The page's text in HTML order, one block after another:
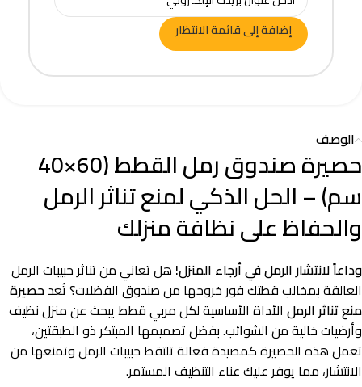
إضافة إلى قائمة الانتظار
الوصف
حصيرة صندوق رمل القطط (60×40
سم) – الحل الذكي لمنع تناثر الرمل
والحفاظ على نظافة منزلك
وداعاً لانتشار الرمل في أرجاء المنزل! هل تعاني من تناثر حبيبات الرمل
العالقة بمخالب قطتك فور خروجها من صندوق الفضلات؟ تُعدحصيرة
منع تناثر الرمل الأداة الأساسية لكل مربي قطط يبحث عن منزل نظيف
وأرضيات خالية من الشوائب. بفضل تصميمها المبتكر ذو الطبقتين،
تعمل هذه الحصيرة كمصيدة فعالة تلتقط حبيبات الرمل وتمنعها من
الانتشار، مما يوفر عليك عناء التنظيف المستمر.